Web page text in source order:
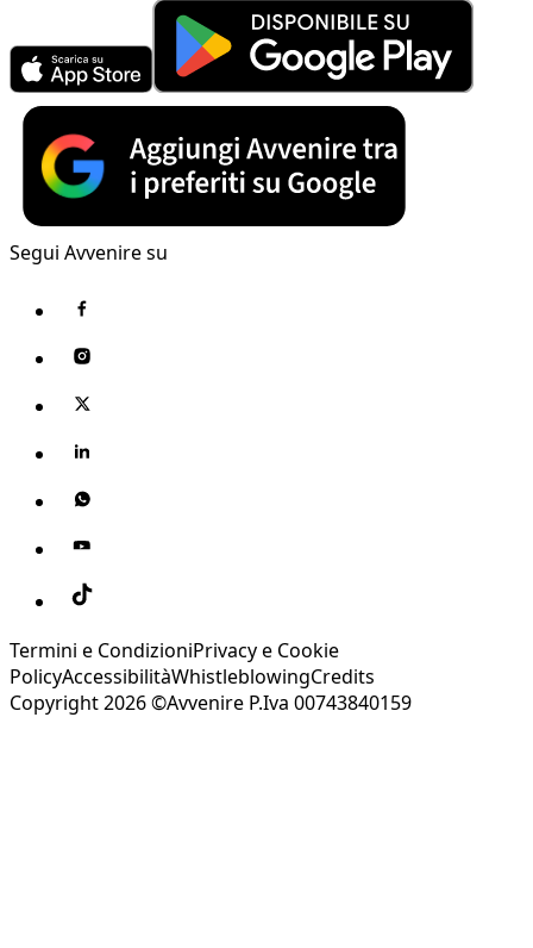
Segui Avvenire su
Termini e CondizioniPrivacy e Cookie
PolicyAccessibilitàWhistleblowingCredits
Copyright 2026 ©Avvenire P.Iva 00743840159